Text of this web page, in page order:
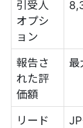
引受人
オプシ
ョン
報告さ
れた評
価額
最
リード